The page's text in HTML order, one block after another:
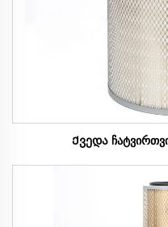
Ქვედა